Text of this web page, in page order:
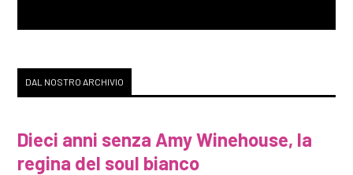
DAL NOSTRO ARCHIVIO
Dieci anni senza Amy Winehouse, la
regina del soul bianco